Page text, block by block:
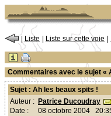
Liste Liste sur cette voie
Commentaires avec le sujet «
Sujet : Ah les beaux spits !
Auteur : Patrice Ducoudray
Date :
08 octobre 2004